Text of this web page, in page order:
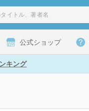
公式ショップ
キング